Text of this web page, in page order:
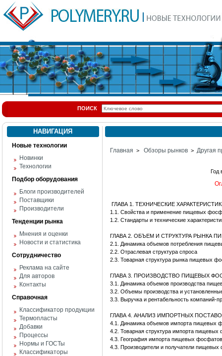
ПОИСК
НАВИГАЦИЯ
Новые технологии
Новинки
Технологии
Подбор оборудования
Блоги производителей
Поставщики
Производители
Тенденции рынка
Мнения и оценки
Новости и статистика
Сотрудничество
Реклама на сайте
Для авторов
Контакты
Справочная
Классификатор продукции
Термопласты
Добавки
Процессы
Нормы и ГОСТы
Классификаторы
Главная > Обзоры рынков > Другая
Год
ГЛАВА 1. ТЕХНИЧЕСКИЕ
1.1. Свойства и применение пищевых
1.2. Стандарты и технические
ГЛАВА 2. ОБЪЕМ И СТРУКТУРА РЫНКА
2.1. Динамика объемов потребления
2.2. Отраслевая структура спроса
2.3. Товарная структура рынка пищевых
ГЛАВА 3. ПРОИЗВОДСТВО ПИЩЕВЫХ
3.1. Динамика объемов производства
3.2. Объемы производства и
3.3. Выручка и рентабельность компаний-
ГЛАВА 4. АНАЛИЗ ИМПОРТНЫХ
4.1. Динамика объемов импорта пищевых
4.2. Товарная структура импорта
4.3. География импорта пищевых
4.3. Производители и получатели пищевых